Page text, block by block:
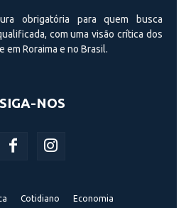
obrigatória para quem busca
com uma visão crí­tica dos
Roraima e no Brasil.
SIGA-NOS
Cotidiano Economia